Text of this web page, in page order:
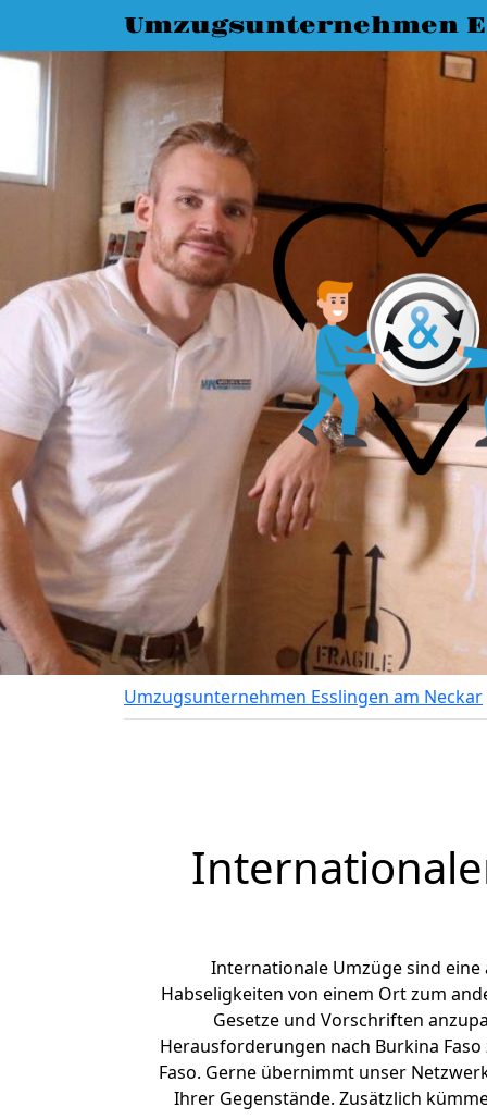
Umzugsunternehmen
Umzugsunternehmen Esslingen am Neckar
Internationale Umzüge sind
Habseligkeiten von einem Ort zum
Gesetze und Vorschriften
Herausforderungen nach Burkina
Faso. Gerne übernimmt unser
Ihrer Gegenstände. Zusätzlich